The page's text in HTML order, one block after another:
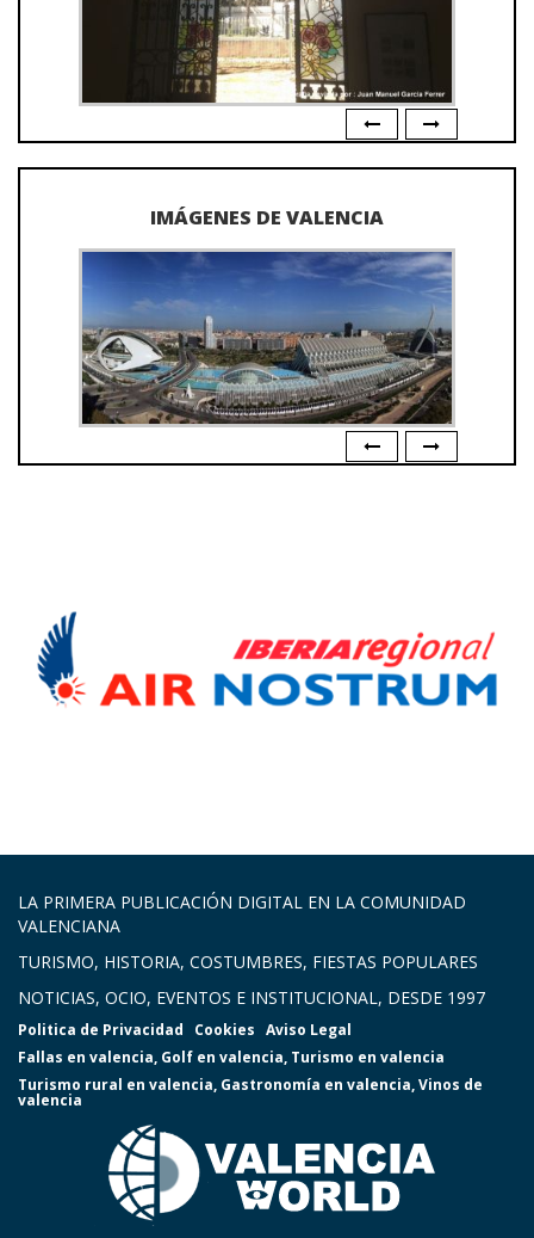
IMÁGENES DE VALENCIA
LA PRIMERA PUBLICACIÓN DIGITAL EN LA COMUNIDAD
VALENCIANA
TURISMO, HISTORIA, COSTUMBRES, FIESTAS POPULARES
NOTICIAS, OCIO, EVENTOS E INSTITUCIONAL, DESDE 1997
Politica de Privacidad Cookies Aviso Legal
Fallas en valencia, Golf en valencia, Turismo en valencia
Turismo rural en valencia, Gastronomía en valencia,Vinos de
valencia